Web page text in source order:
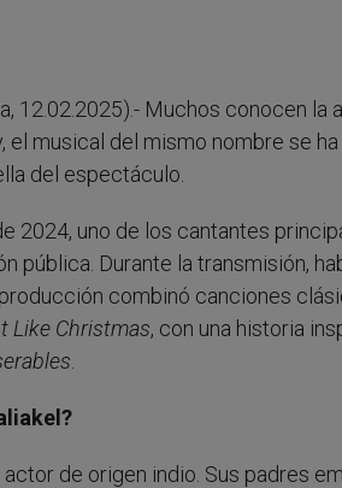
12.02.2025).- Muchos conocen la
el musical del mismo nombre se
del espectáculo.
2024, uno de los cantantes
pública. Durante la transmisión,
combinó canciones
Like Christmas, con una historia
de origen indio. Sus padres